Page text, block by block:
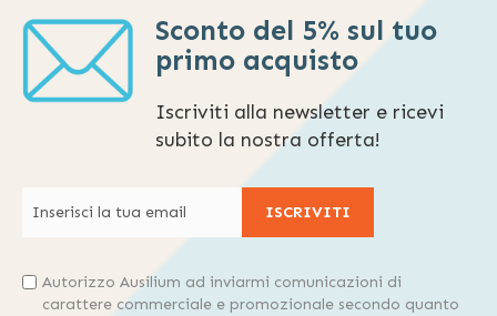
Sconto del 5% sul tuo
primo acquisto
Iscriviti alla newsletter e ricevi
subito la nostra offerta!
ISCRIVITI
Autorizzo Ausilium ad inviarmi comunicazioni di
carattere commerciale e promozionale secondo quanto